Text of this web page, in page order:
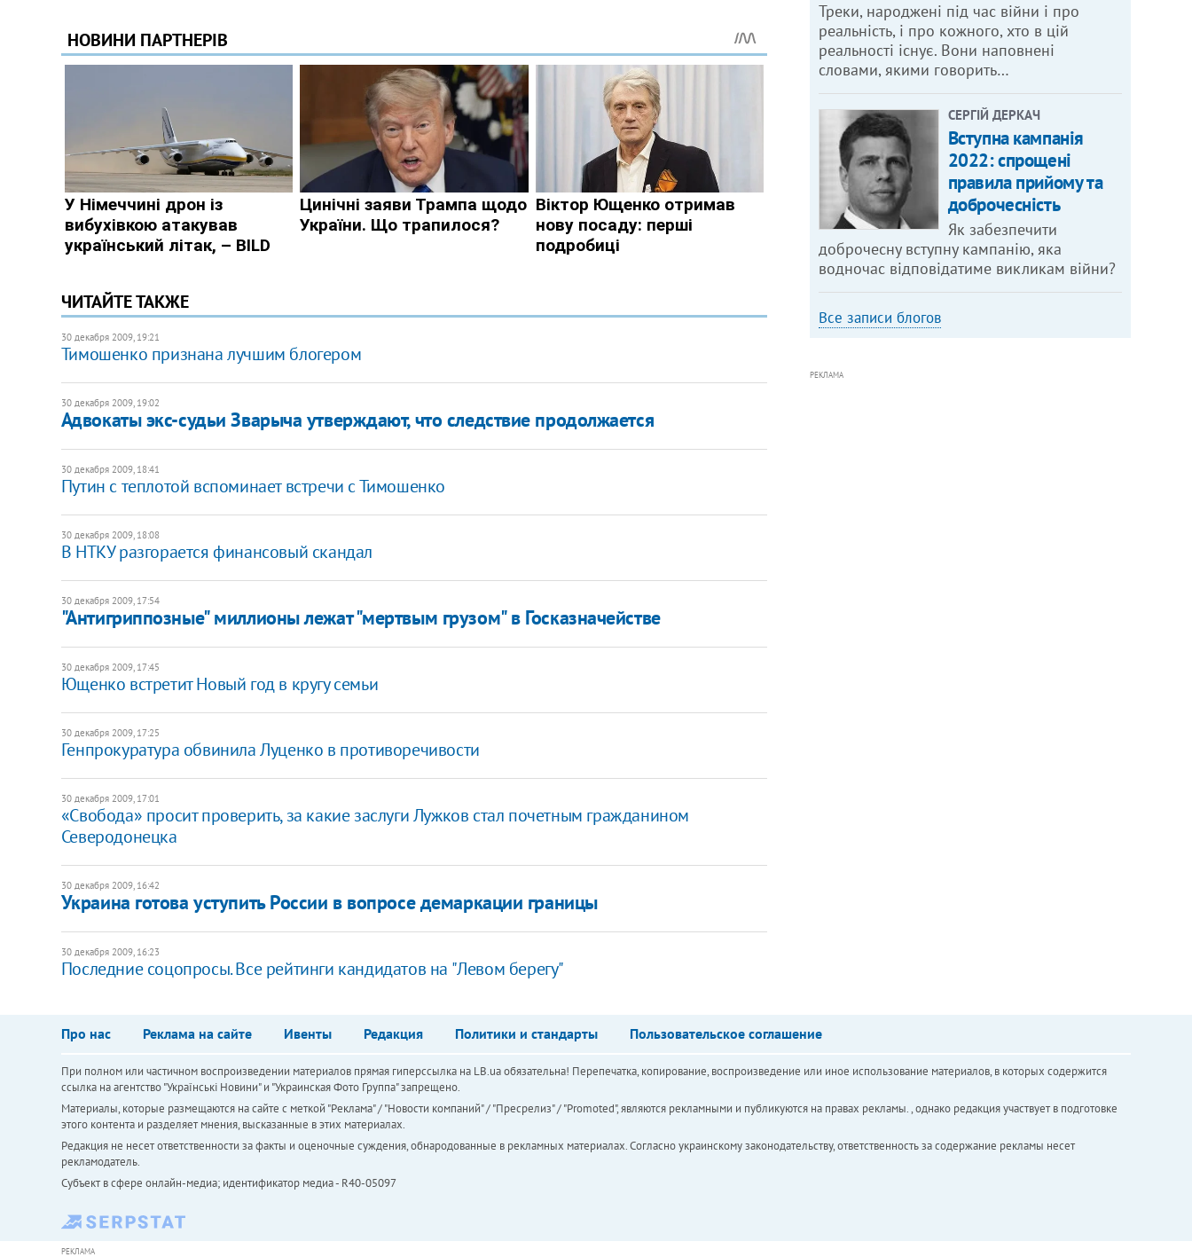
ЧИТАЙТЕ ТАКЖЕ
30 декабря 2009, 19:21
Тимошенко признана лучшим блогером
30 декабря 2009, 19:02
Адвокаты экс-судьи Зварыча утверждают, что следствие продолжается
30 декабря 2009, 18:41
Путин с теплотой вспоминает встречи с Тимошенко
30 декабря 2009, 18:08
В НТКУ разгорается финансовый скандал
30 декабря 2009, 17:54
"Антигриппозные" миллионы лежат "мертвым грузом" в Госказначействе
30 декабря 2009, 17:45
Ющенко встретит Новый год в кругу семьи
30 декабря 2009, 17:25
Генпрокуратура обвинила Луценко в противоречивости
30 декабря 2009, 17:01
«Свобода» просит проверить, за какие заслуги Лужков стал почетным гражданином
Северодонецка
30 декабря 2009, 16:42
Украина готова уступить России в вопросе демаркации границы
30 декабря 2009, 16:23
Последние соцопросы. Все рейтинги кандидатов на "Левом берегу"
Треки, народжені під час війни і про
реальність, і про кожного, хто в цій
реальності існує. Вони наповнені
словами, якими говорить…
СЕРГІЙ ДЕРКАЧ
Вступна кампанія
2022: спрощені
правила прийому та
доброчесність
Як забезпечити
доброчесну вступну кампанію, яка
водночас відповідатиме викликам війни?
Все записи блогов
РЕКЛАМА
Про нас Реклама на сайте Ивенты Редакция Политики и стандарты Пользовательское соглашение
При полном или частичном воспроизведении материалов прямая гиперссылка на LB.ua обязательна! Перепечатка, копирование, воспроизведение или иное использование материалов, в которых содержится
ссылка на агентство "Українськi Новини" и "Украинская Фото Группа" запрещено.
Материалы, которые размещаются на сайте с меткой "Реклама" / "Новости компаний" / "Пресрелиз" / "Promoted", являются рекламными и публикуются на правах рекламы. , однако редакция участвует в подготовке
этого контента и разделяет мнения, высказанные в этих материалах.
Редакция не несет ответственности за факты и оценочные суждения, обнародованные в рекламных материалах. Согласно украинскому законодательству, ответственность за содержание рекламы несет
рекламодатель.
Субъект в сфере онлайн-медиа; идентификатор медиа - R40-05097
РЕКЛАМА